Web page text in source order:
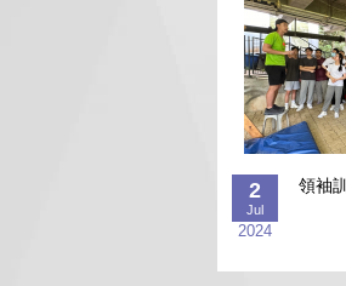
2
Jul
2024
領袖